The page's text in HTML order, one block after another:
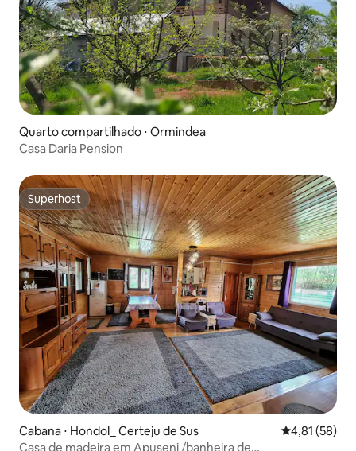
Quarto compartilhado ⋅ Ormindea
Casa Daria Pension
Superhost
Superhost
Cabana ⋅ Hondol_ Certeju de Sus 4,81 de uma
4,81 (58)
Casa de madeira em Apuseni /banheira de